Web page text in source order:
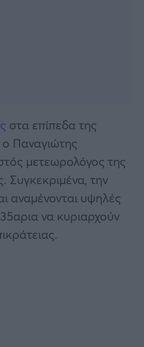
στα επίπεδα της
ο Παναγιώτης
μετεωρολόγος της
Συγκεκριμένα, την
αναμένονται υψηλές
να κυριαρχούν